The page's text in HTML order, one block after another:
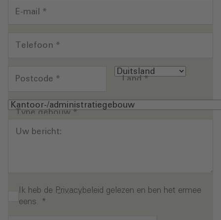
E-mail *
Telefoon *
Postcode * Land*
Type gebouw*
Uw bericht:
Ik heb de Privacybeleid gelezen en ben het ermee
eens. *